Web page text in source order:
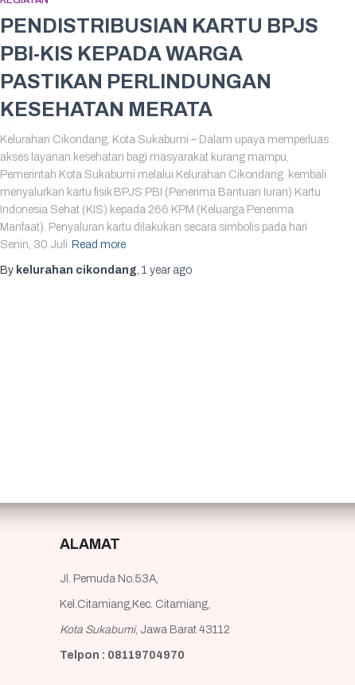
PENDISTRIBUSIAN KARTU BPJS
PBI-KIS KEPADA WARGA
PASTIKAN PERLINDUNGAN
KESEHATAN MERATA
Kelurahan Cikondang, Kota Sukabumi – Dalam upaya memperluas
akses layanan kesehatan bagi masyarakat kurang mampu,
Pemerintah Kota Sukabumi melalui Kelurahan Cikondang kembali
menyalurkan kartu fisik BPJS PBI (Penerima Bantuan Iuran) Kartu
Indonesia Sehat (KIS) kepada 266 KPM (Keluarga Penerima
Manfaat). Penyaluran kartu dilakukan secara simbolis pada hari
Senin, 30 Juli Read more
By kelurahan cikondang, 1 yearago
ALAMAT
Jl. Pemuda No.53A,
Kel.Citamiang,Kec. Citamiang,
Kota Sukabumi, Jawa Barat 43112
Telpon : 08119704970